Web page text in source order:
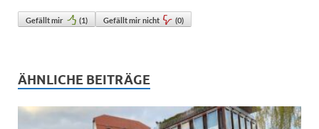
Gefällt mir (1) Gefällt mir nicht (0)
ÄHNLICHE BEITRÄGE